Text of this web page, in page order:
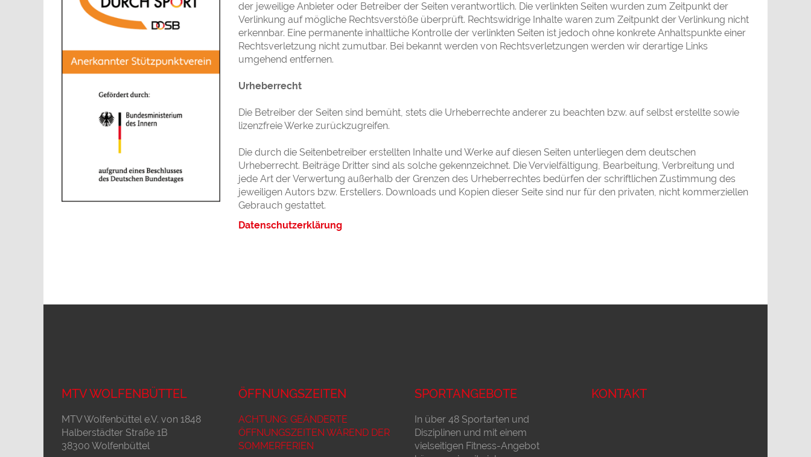
der jeweilige Anbieter oder Betreiber der Seiten verantwortlich. Die verlinkten Seiten wurden zum Zeitpunkt der
Verlinkung auf mögliche Rechtsverstöße überprüft. Rechtswidrige Inhalte waren zum Zeitpunkt der Verlinkung nicht
erkennbar. Eine permanente inhaltliche Kontrolle der verlinkten Seiten ist jedoch ohne konkrete Anhaltspunkte einer
Rechtsverletzung nicht zumutbar. Bei bekannt werden von Rechtsverletzungen werden wir derartige Links
umgehend entfernen.
Urheberrecht
Die Betreiber der Seiten sind bemüht, stets die Urheberrechte anderer zu beachten bzw. auf selbst erstellte sowie
lizenzfreie Werke zurückzugreifen.
Die durch die Seitenbetreiber erstellten Inhalte und Werke auf diesen Seiten unterliegen dem deutschen
Urheberrecht. Beiträge Dritter sind als solche gekennzeichnet. Die Vervielfältigung, Bearbeitung, Verbreitung und
jede Art der Verwertung außerhalb der Grenzen des Urheberrechtes bedürfen der schriftlichen Zustimmung des
jeweiligen Autors bzw. Erstellers. Downloads und Kopien dieser Seite sind nur für den privaten, nicht kommerziellen
Gebrauch gestattet.
Datenschutzerklärung
MTV WOLFENBÜTTEL
MTV Wolfenbüttel e.V. von 1848
Halberstädter Straße 1B
38300 Wolfenbüttel
ÖFFNUNGSZEITEN
ACHTUNG: GEÄNDERTE
ÖFFNUNGSZEITEN WÄREND DER
SOMMERFERIEN
SPORTANGEBOTE
In über 48 Sportarten und
Disziplinen und mit einem
vielseitigen Fitness-Angebot
KONTAKT